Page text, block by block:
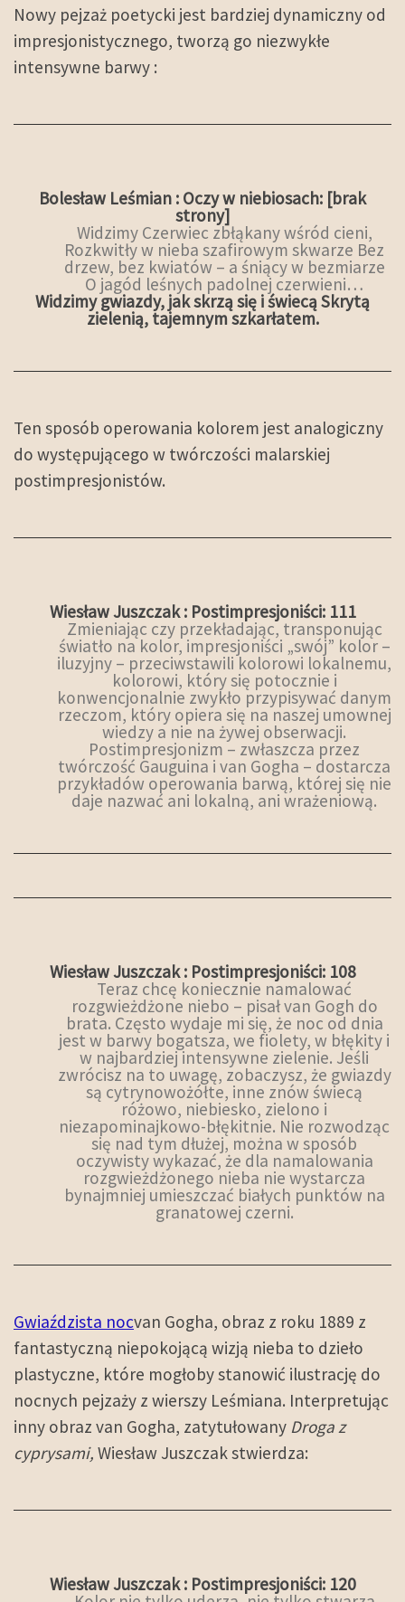
Nowy pejzaż poetycki jest bardziej dynamiczny od
impresjonistycznego, tworzą go niezwykłe
intensywne barwy :
Bolesław Leśmian : Oczy w niebiosach: [brak
strony]
Widzimy Czerwiec zbłąkany wśród cieni,
Rozkwitły w nieba szafirowym skwarze Bez
drzew, bez kwiatów – a śniący w bezmiarze
O jagód leśnych padolnej czerwieni…
Widzimy gwiazdy, jak skrzą się i świecą Skrytą
zielenią, tajemnym szkarłatem.
Ten sposób operowania kolorem jest analogiczny
do występującego w twórczości malarskiej
postimpresjonistów.
Wiesław Juszczak : Postimpresjoniści: 111
Zmieniając czy przekładając, transponując
światło na kolor, impresjoniści „swój” kolor –
iluzyjny – przeciwstawili kolorowi lokalnemu,
kolorowi, który się potocznie i
konwencjonalnie zwykło przypisywać danym
rzeczom, który opiera się na naszej umownej
wiedzy a nie na żywej obserwacji.
Postimpresjonizm – zwłaszcza przez
twórczość Gauguina i van Gogha – dostarcza
przykładów operowania barwą, której się nie
daje nazwać ani lokalną, ani wrażeniową.
Wiesław Juszczak : Postimpresjoniści: 108
Teraz chcę koniecznie namalować
rozgwieżdżone niebo – pisał van Gogh do
brata. Często wydaje mi się, że noc od dnia
jest w barwy bogatsza, we fiolety, w błękity i
w najbardziej intensywne zielenie. Jeśli
zwrócisz na to uwagę, zobaczysz, że gwiazdy
są cytrynowożółte, inne znów świecą
różowo, niebiesko, zielono i
niezapominajkowo-błękitnie. Nie rozwodząc
się nad tym dłużej, można w sposób
oczywisty wykazać, że dla namalowania
rozgwieżdżonego nieba nie wystarcza
bynajmniej umieszczać białych punktów na
granatowej czerni.
Gwiaździsta nocvan Gogha, obraz z roku 1889 z
fantastyczną niepokojącą wizją nieba to dzieło
plastyczne, które mogłoby stanowić ilustrację do
nocnych pejzaży z wierszy Leśmiana. Interpretując
inny obraz van Gogha, zatytułowany Droga z
cyprysami, Wiesław Juszczak stwierdza:
Wiesław Juszczak : Postimpresjoniści: 120